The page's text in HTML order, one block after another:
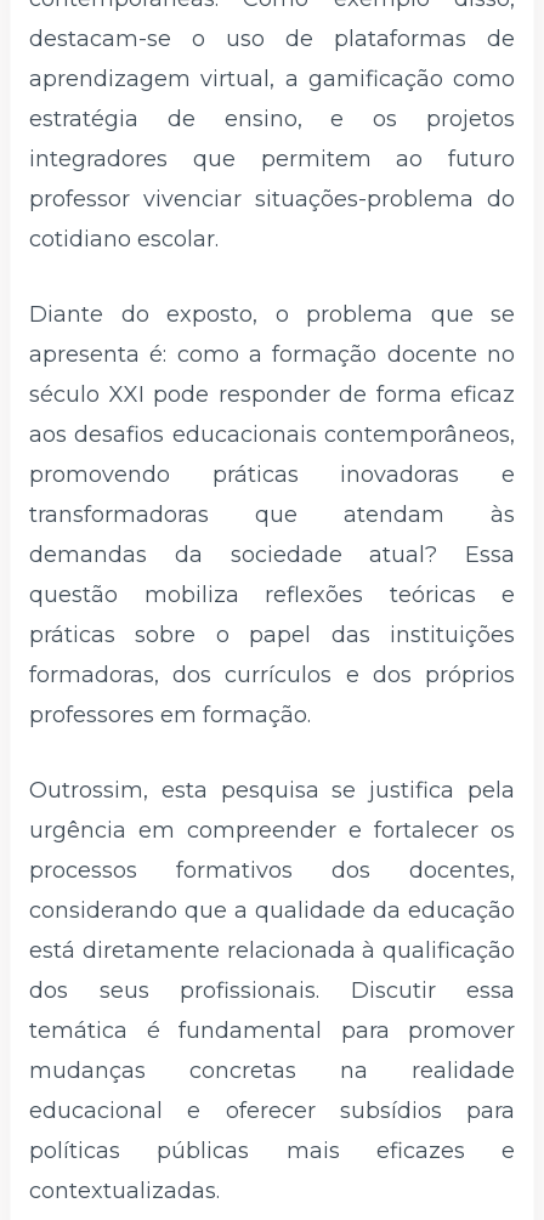
destacam-se o uso de plataformas de
aprendizagem virtual, a gamificação como
estratégia de ensino, e os projetos
integradores que permitem ao futuro
professor vivenciar situações-problema do
cotidiano escolar.
Diante do exposto, o problema que se
apresenta é: como a formação docente no
século XXI pode responder de forma eficaz
aos desafios educacionais contemporâneos,
promovendo práticas inovadoras e
transformadoras que atendam às
demandas da sociedade atual? Essa
questão mobiliza reflexões teóricas e
práticas sobre o papel das instituições
formadoras, dos currículos e dos próprios
professores em formação.
Outrossim, esta pesquisa se justifica pela
urgência em compreender e fortalecer os
processos formativos dos docentes,
considerando que a qualidade da educação
está diretamente relacionada à qualificação
dos seus profissionais. Discutir essa
temática é fundamental para promover
mudanças concretas na realidade
educacional e oferecer subsídios para
políticas públicas mais eficazes e
contextualizadas.